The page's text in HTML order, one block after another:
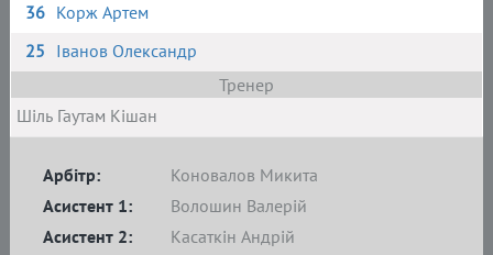
36 Корж Артем
25 Іванов Олександр
Тренер
Шіль Гаутам Кішан
Арбітр:
Коновалов Микита
Асистент 1:
Волошин Валерій
Асистент 2:
Касаткін Андрій